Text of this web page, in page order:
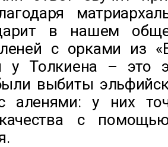
в нашем
с орками из
у Толкиена – это
выбиты
аленями: у них
с помощью